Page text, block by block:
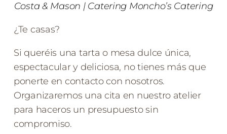
Costa & Mason | Catering Moncho’s Catering
¿Te casas?
Si queréis una tarta o mesa dulce única,
espectacular y deliciosa, no tienes más que
ponerte en contacto con nosotros.
Organizaremos una cita en nuestro atelier
para haceros un presupuesto sin
compromiso.